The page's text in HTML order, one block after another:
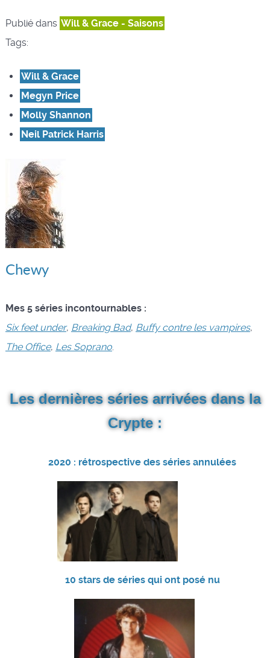
Publié dans Will & Grace - Saisons
Tags:
Will & Grace
Megyn Price
Molly Shannon
Neil Patrick Harris
Chewy
Mes 5 séries incontournables :
Six feet under, Breaking Bad, Buffy contre les vampires,
The Office, Les Soprano.
Les dernières séries arrivées dans la
Crypte :
2020 : rétrospective des séries annulées
10 stars de séries qui ont posé nu